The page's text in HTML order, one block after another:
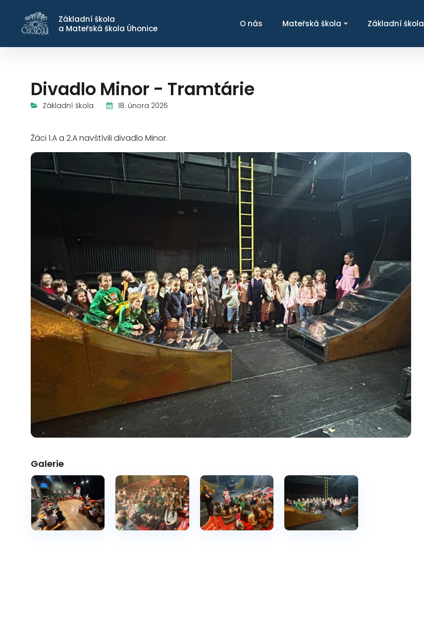
Základní škola
a Mateřská škola Úhonice
O nás Mateřská škola Základní škola
Divadlo Minor - Tramtárie
Základní škola 18. února 2026
Žáci 1.A a 2.A navštívili divadlo Minor.
Galerie